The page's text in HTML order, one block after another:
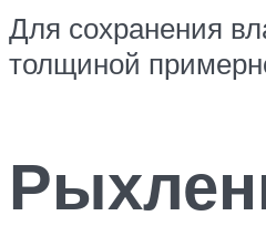
Для сохранения
толщиной